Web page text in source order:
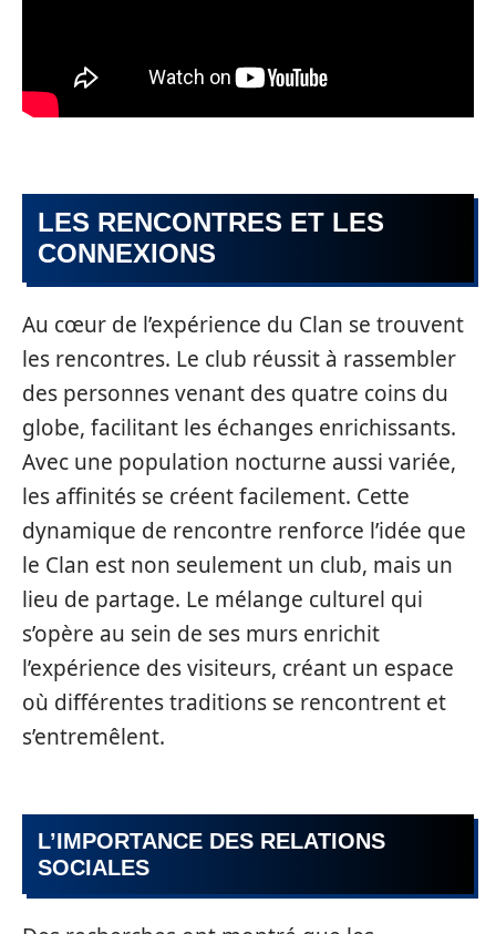
LES RENCONTRES ET LES
CONNEXIONS
Au cœur de l’expérience du Clan se trouvent
les rencontres. Le club réussit à rassembler
des personnes venant des quatre coins du
globe, facilitant les échanges enrichissants.
Avec une population nocturne aussi variée,
les affinités se créent facilement. Cette
dynamique de rencontre renforce l’idée que
le Clan est non seulement un club, mais un
lieu de partage. Le mélange culturel qui
s’opère au sein de ses murs enrichit
l’expérience des visiteurs, créant un espace
où différentes traditions se rencontrent et
s’entremêlent.
L’IMPORTANCE DES RELATIONS
SOCIALES